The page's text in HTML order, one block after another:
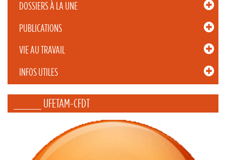
DOSSIERS À LA UNE
PUBLICATIONS
VIE AU TRAVAIL
INFOS UTILES
_____ UFETAM-CFDT